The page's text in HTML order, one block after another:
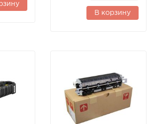
В корзину